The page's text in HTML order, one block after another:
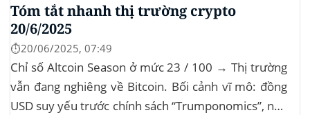
Tóm tắt nhanh thị trường crypto
20/6/2025
⏱️20/06/2025, 07:49
Chỉ số Altcoin Season ở mức 23 / 100 → Thị trường
vẫn đang nghiêng về Bitcoin. Bối cảnh vĩ mô: đồng
USD suy yếu trước chính sách “Trumponomics”, nhà